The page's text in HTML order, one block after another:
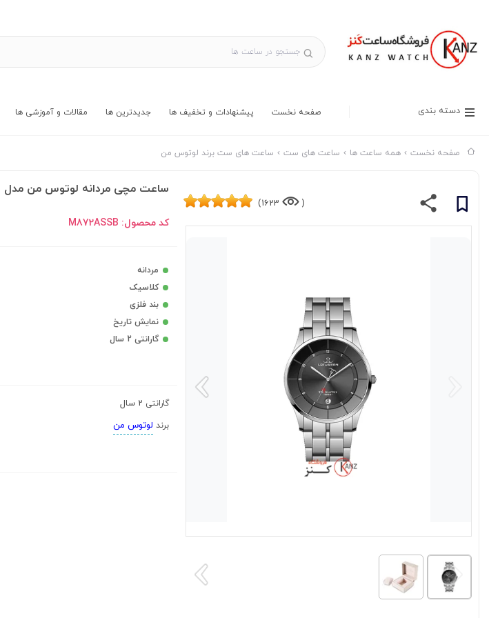
دسته بندی صفحه نخست پیشنهادات و تخفیف ها جدیدترین ها مقالات و آموزشی ها
صفحه نخست همه ساعت ها ساعت های ست ساعت های ست برند لوتوس من
(
1623)
ساعت مچی مردانه لوتوس من مدل M872A.SSB
کد محصول: M872ASSB
مردانه
کلاسیک
بند فلزی
نمایش تاریخ
گارانتی 2 سال
گارانتی 2 سال
برند لوتوس من